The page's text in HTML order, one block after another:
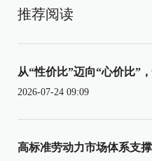
推荐阅读
从“性价比”迈向“心价比”
2026-07-24 09:09
高标准劳动力市场体系支